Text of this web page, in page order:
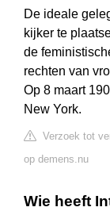
De ideale
kijker te
de
rechten van
Op 8 maart
New York.
Verzoek tot
op demens.nu
Wie heeft